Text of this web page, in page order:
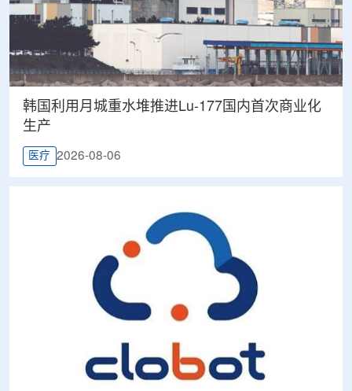
韩国利用月城重水堆推进Lu-177国内首次商业化
生产
医疗 2026-08-06